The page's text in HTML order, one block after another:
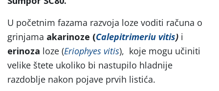
U početnim fazama razvoja loze voditi računa o
grinjama akarinoze (Calepitrimeriu vitis) i
erinoza loze (Eriophyes vitis), koje mogu učiniti
velike štete ukoliko bi nastupilo hladnije
razdoblje nakon pojave prvih listića.